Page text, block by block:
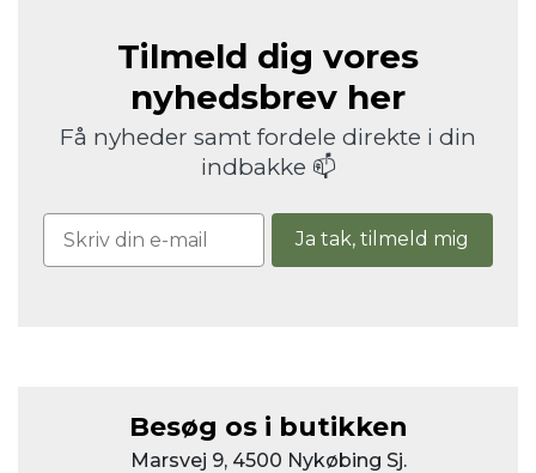
Tilmeld dig vores
nyhedsbrev her
Få nyheder samt fordele direkte i din
indbakke 📫
Ja tak, tilmeld mig
Besøg os i butikken
Marsvej 9, 4500 Nykøbing Sj.